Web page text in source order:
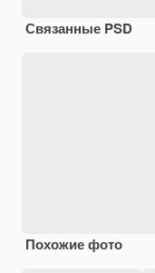
Связанные PSD
Похожие фото